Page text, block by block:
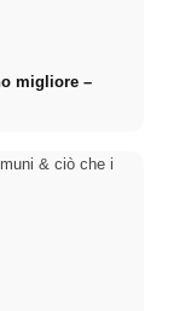
migliore –